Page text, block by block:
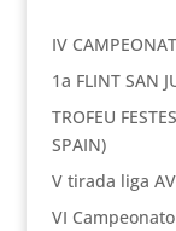
IV
1a FLINT SAN
TROFEU
SPAIN)
V tirada liga
VI Campeonato